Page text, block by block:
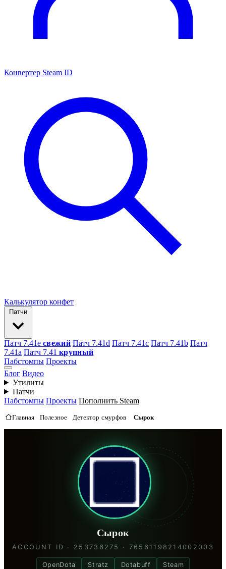
Конвертер Steam ID
Калькулятор конфет
Патчи
Патч 7.41e свежий Патч 7.41d Патч 7.41c Патч 7.41b Патч
7.41а Патч 7.41 крупный
Пабстомпы Проекты
Блог Видео
Утилиты
Патчи
Пабстомпы Проекты Пополнить Steam
Главная Полезное Детектор смурфов Сырок
Сырок
ACCOUNT ID · 253736275 · 76561198214002003
OpenDota Stratz Dotabuff Steam